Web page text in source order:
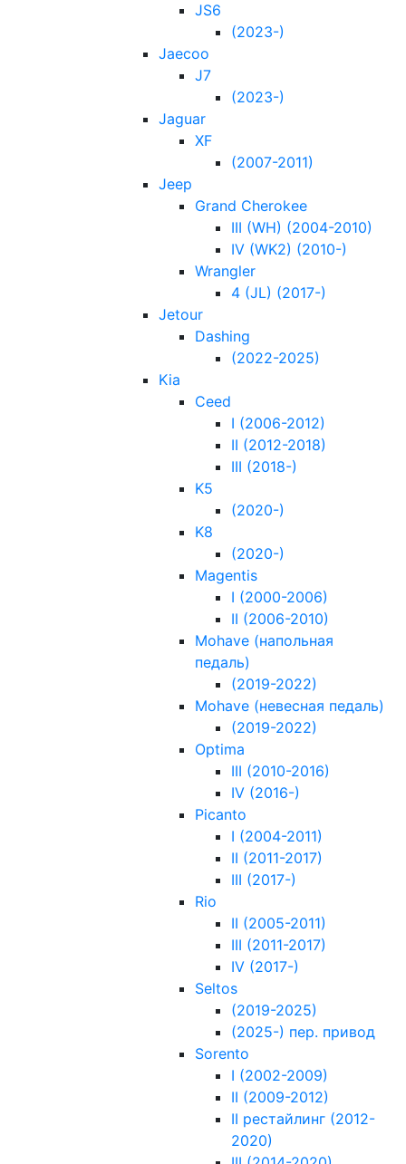
JS6
(2023-)
Jaecoo
J7
(2023-)
Jaguar
XF
(2007-2011)
Jeep
Grand Cherokee
III (WH) (2004-2010)
IV (WK2) (2010-)
Wrangler
4 (JL) (2017-)
Jetour
Dashing
(2022-2025)
Kia
Ceed
I (2006-2012)
II (2012-2018)
III (2018-)
K5
(2020-)
K8
(2020-)
Magentis
I (2000-2006)
II (2006-2010)
Mohave (напольная
педаль)
(2019-2022)
Mohave (невесная педаль)
(2019-2022)
Optima
III (2010-2016)
IV (2016-)
Picanto
I (2004-2011)
II (2011-2017)
III (2017-)
Rio
II (2005-2011)
III (2011-2017)
IV (2017-)
Seltos
(2019-2025)
(2025-) пер. привод
Sorento
I (2002-2009)
II (2009-2012)
II рестайлинг (2012-
2020)